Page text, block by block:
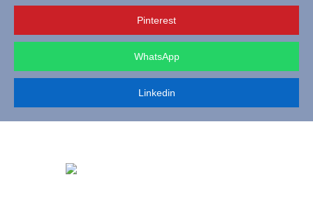
Pinterest
WhatsApp
Linkedin